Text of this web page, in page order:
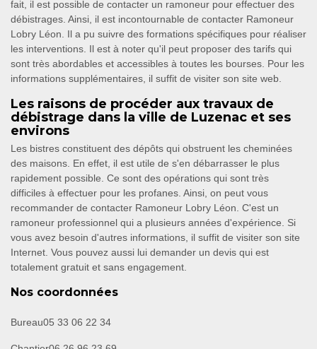
fait, il est possible de contacter un ramoneur pour effectuer des
débistrages. Ainsi, il est incontournable de contacter Ramoneur
Lobry Léon. Il a pu suivre des formations spécifiques pour réaliser
les interventions. Il est à noter qu'il peut proposer des tarifs qui
sont très abordables et accessibles à toutes les bourses. Pour les
informations supplémentaires, il suffit de visiter son site web.
Les raisons de procéder aux travaux de
débistrage dans la ville de Luzenac et ses
environs
Les bistres constituent des dépôts qui obstruent les cheminées
des maisons. En effet, il est utile de s'en débarrasser le plus
rapidement possible. Ce sont des opérations qui sont très
difficiles à effectuer pour les profanes. Ainsi, on peut vous
recommander de contacter Ramoneur Lobry Léon. C'est un
ramoneur professionnel qui a plusieurs années d'expérience. Si
vous avez besoin d'autres informations, il suffit de visiter son site
Internet. Vous pouvez aussi lui demander un devis qui est
totalement gratuit et sans engagement.
Nos coordonnées
Bureau05 33 06 22 34